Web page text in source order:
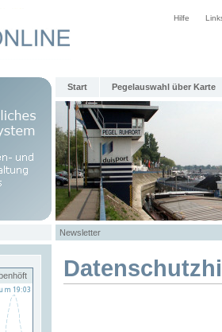
Hilfe
Start Pegelauswahl über Karte
Newsletter